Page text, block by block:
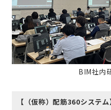
BIM社内
【（仮称）配筋360システ